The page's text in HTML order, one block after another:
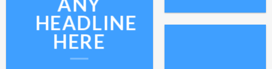
ANY
HEADLINE
HERE